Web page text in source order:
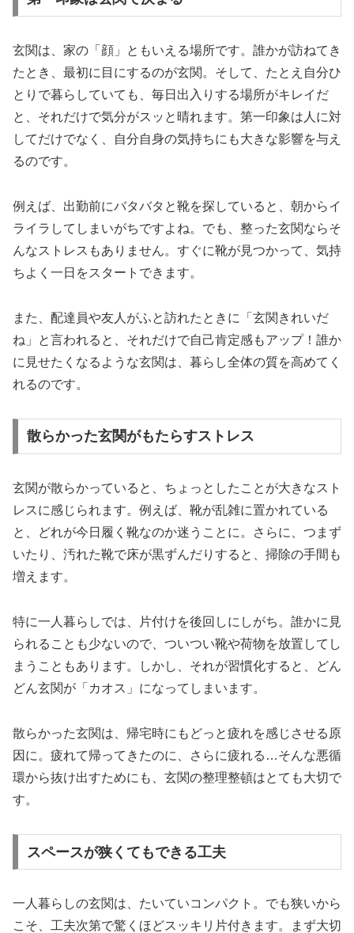
玄関は、家の「顔」ともいえる場所です。誰かが訪ねてき
たとき、最初に目にするのが玄関。そして、たとえ自分ひ
とりで暮らしていても、毎日出入りする場所がキレイだ
と、それだけで気分がスッと晴れます。第一印象は人に対
してだけでなく、自分自身の気持ちにも大きな影響を与え
るのです。
例えば、出勤前にバタバタと靴を探していると、朝からイ
ライラしてしまいがちですよね。でも、整った玄関ならそ
んなストレスもありません。すぐに靴が見つかって、気持
ちよく一日をスタートできます。
また、配達員や友人がふと訪れたときに「玄関きれいだ
ね」と言われると、それだけで自己肯定感もアップ！誰か
に見せたくなるような玄関は、暮らし全体の質を高めてく
れるのです。
散らかった玄関がもたらすストレス
玄関が散らかっていると、ちょっとしたことが大きなスト
レスに感じられます。例えば、靴が乱雑に置かれている
と、どれが今日履く靴なのか迷うことに。さらに、つまず
いたり、汚れた靴で床が黒ずんだりすると、掃除の手間も
増えます。
特に一人暮らしでは、片付けを後回しにしがち。誰かに見
られることも少ないので、ついつい靴や荷物を放置してし
まうこともあります。しかし、それが習慣化すると、どん
どん玄関が「カオス」になってしまいます。
散らかった玄関は、帰宅時にもどっと疲れを感じさせる原
因に。疲れて帰ってきたのに、さらに疲れる…そんな悪循
環から抜け出すためにも、玄関の整理整頓はとても大切で
す。
スペースが狭くてもできる工夫
一人暮らしの玄関は、たいていコンパクト。でも狭いから
こそ、工夫次第で驚くほどスッキリ片付きます。まず大切